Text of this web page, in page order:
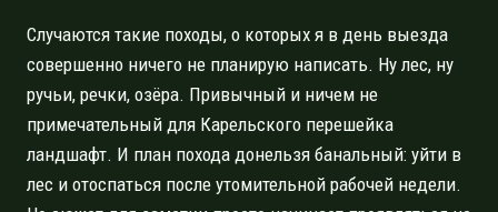
Случаются такие походы, о которых я в день выезда
совершенно ничего не планирую написать. Ну лес, ну
ручьи, речки, озёра. Привычный и ничем не
примечательный для Карельского перешейка
ландшафт. И план похода донельзя банальный: уйти в
лес и отоспаться после утомительной рабочей недели.